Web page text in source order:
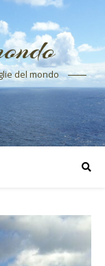
del mondo